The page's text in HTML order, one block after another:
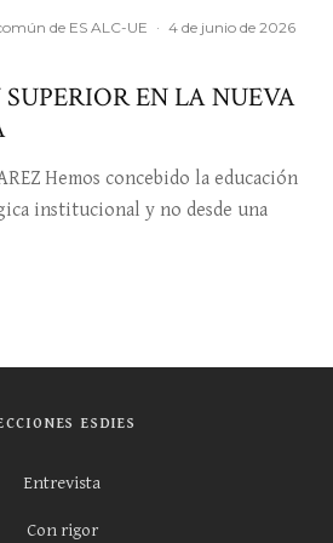
de ES ALC-UE · 4 de junio de 2026
EN LA NUEVA
Hemos concebido la educación
institucional y no desde una
ESDIES
Entrevista
Con rigor